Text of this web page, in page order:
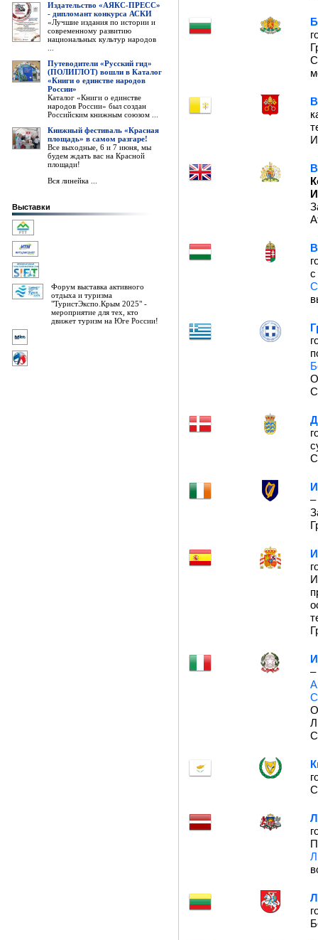
Издательство «АЯКС-ПРЕСС»
- дипломант конкурса АСКИ
«Лучшие издания по истории и
современному развитию
национальных культур народов
Путеводители «Русский гид»
(ПОЛИГЛОТ) вошли в Каталог
«Книги о единстве народов
России»
Каталог «Книги о единстве
народов России» был создан
Российским книжным союзом ...
Книжный фестиваль «Красная
площадь» в самом разгаре!
Все выходные, 6 и 7 июня, мы
будем ждать вас на Красной
площади!
Вся линейка ...
Выставки
Форум выставка активного
отдыха и туризма
"ТуристЭкспо.Крым 2025" -
мероприятие для тех, кто
движет туризм на Юге России!
с
–
–